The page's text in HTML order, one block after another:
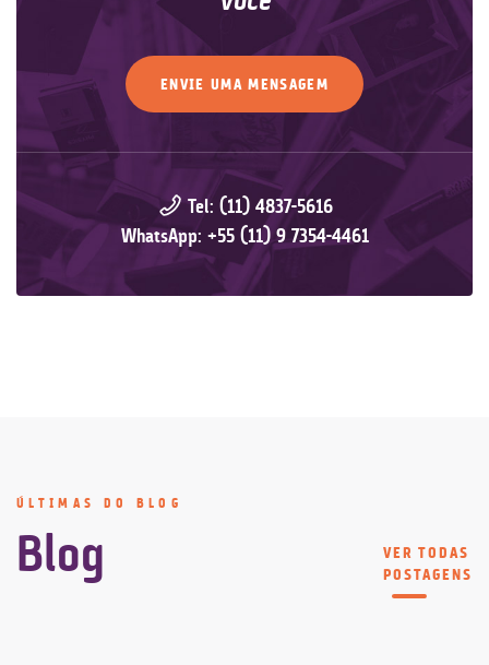
ENVIE UMA MENSAGEM
Tel: (11) 4837-5616
WhatsApp: +55 (11) 9 7354-4461
ÚLTIMAS DO BLOG
Blog
VER TODAS
POSTAGENS